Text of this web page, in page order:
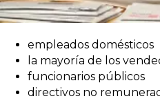
empleados domésticos
la mayoría de los
funcionarios públicos
directivos no